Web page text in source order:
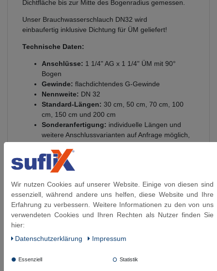
Dichtfläche bis zur Mitte des Bogenradius gemessen.
Unser Brauchwasserschlauch DN32 wird
einbaufertig inklusive Dichtung für ÜM geliefert!
Technische Daten:
Anschlüsse: 1 1/4" AG x 1 1/4" ÜM mit 90°
Bogen
Gewinde: flachdichtendes G-Gewinde
Nennweite: DN 32
Standard-Längen: 30 cm, 50 cm, 70 cm, 100
cm, 150 cm und 200 cm
Sonderanfertigung: individuelle Längen und
weitere Anschlussvarianten auf Anfrage möglich,
Innen-Ø:ca. 32,0 mm
Außen-Ø:
Innenschlauch:EPDM, Ethylen-Propylen-Dien-
Kautschuk
Umflechtung:verzinkter Stahldraht
Anschlüsse:vernickeltes Messing
Temperaturbereich:-20 °C bis +90 °C
max. 50 %
Wir nutzen Cookies auf unserer Website. Einige von diesen sind
essenziell, während andere uns helfen, diese Website und Ihre
Erfahrung zu verbessern. Weitere Informationen zu den von uns
verwendeten Cookies und Ihren Rechten als Nutzer finden Sie
hier:
Daten­schutz­erklärung
Impressum
Essenziell Statistik